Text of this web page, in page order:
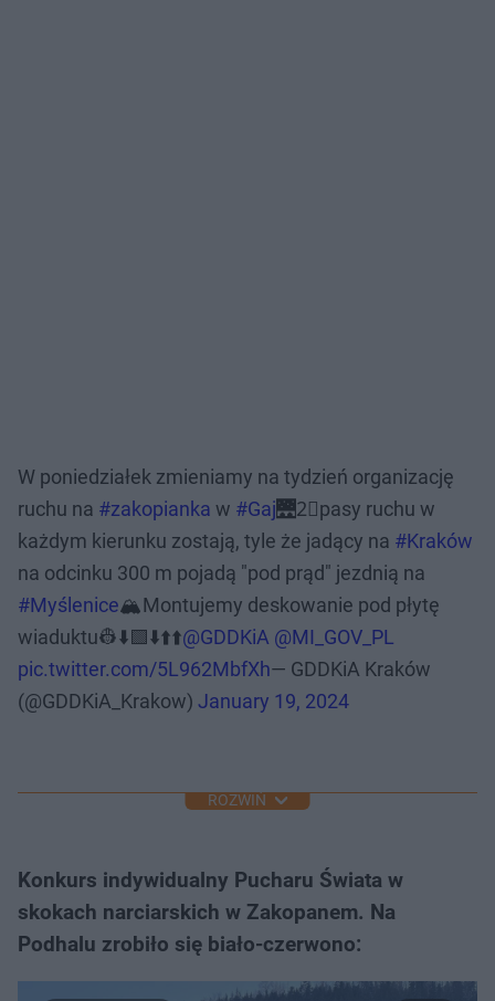
W poniedziałek zmieniamy na tydzień organizację
ruchu na #zakopianka w #Gaj🌉2⃣pasy ruchu w
każdym kierunku zostają, tyle że jadący na #Kraków
na odcinku 300 m pojadą "pod prąd" jezdnią na
#Myślenice🏔️Montujemy deskowanie pod płytę
wiaduktu👷⬇️🟩⬇️⬆️⬆️@GDDKiA @MI_GOV_PL
pic.twitter.com/5L962MbfXh— GDDKiA Kraków
(@GDDKiA_Krakow) January 19, 2024
ROZWIŃ
Konkurs indywidualny Pucharu Świata w
skokach narciarskich w Zakopanem. Na
Podhalu zrobiło się biało-czerwono: